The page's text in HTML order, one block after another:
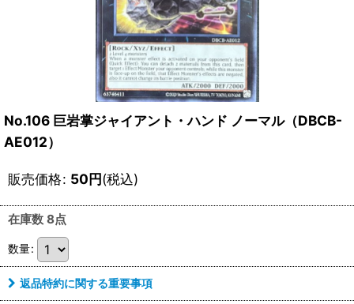
No.106 巨岩掌ジャイアント・ハンド ノーマル（DBCB-
AE012）
販売価格: 50円(税込)
在庫数 8点
数量:
返品特約に関する重要事項